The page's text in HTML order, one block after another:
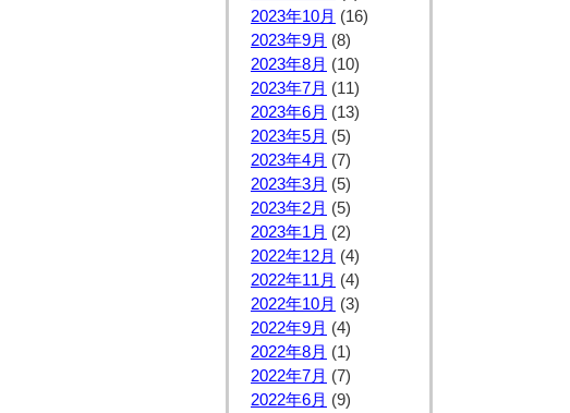
2023年10月 (16)
2023年9月 (8)
2023年8月 (10)
2023年7月 (11)
2023年6月 (13)
2023年5月 (5)
2023年4月 (7)
2023年3月 (5)
2023年2月 (5)
2023年1月 (2)
2022年12月 (4)
2022年11月 (4)
2022年10月 (3)
2022年9月 (4)
2022年8月 (1)
2022年7月 (7)
2022年6月 (9)